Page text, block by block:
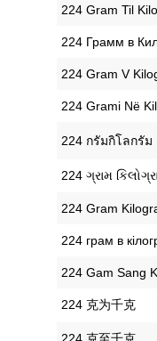
‎224 Gram Til
‎224 Грамм в
‎224 Gram V
‎224 Grami Në
‎224 กรัมกิโลกรัม
‎224 ગ્રામ
‎224 Gram
‎224 грам в
‎224 Gam Sang
‎224 克为千克